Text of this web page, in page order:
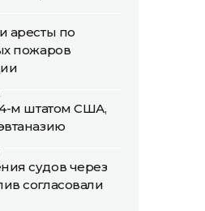
аресты по
пожаров
м штатом США,
судов через
согласовали